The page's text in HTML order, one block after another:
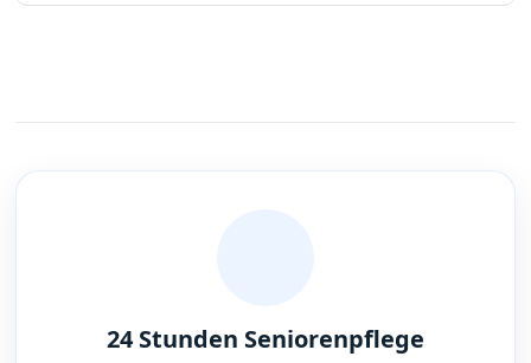
24 Stunden Seniorenpflege